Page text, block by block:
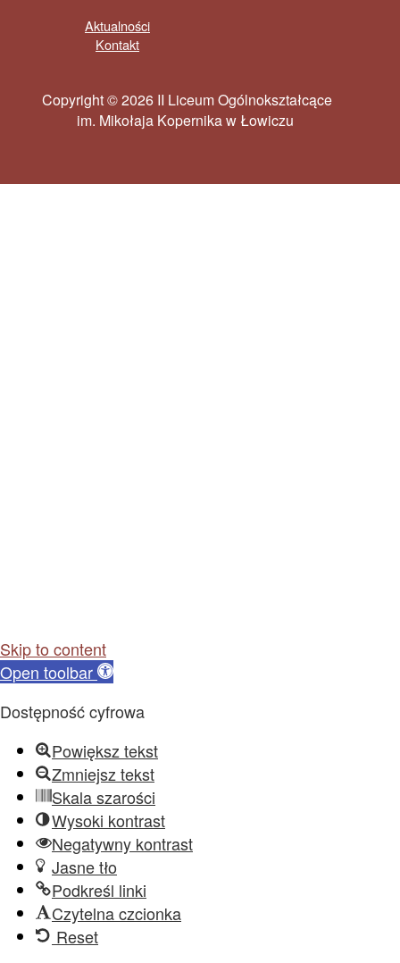
Aktualności
Kontakt
Copyright © 2026 II Liceum Ogólnokształcące
im. Mikołaja Kopernika w Łowiczu
Skip to content
Open toolbar
Dostępność cyfrowa
Powiększ tekst
Zmniejsz tekst
Skala szarości
Wysoki kontrast
Negatywny kontrast
Jasne tło
Podkreśl linki
Czytelna czcionka
Reset